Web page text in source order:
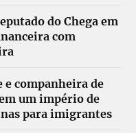
do Chega em
com
companheira de
um império de
para imigrantes